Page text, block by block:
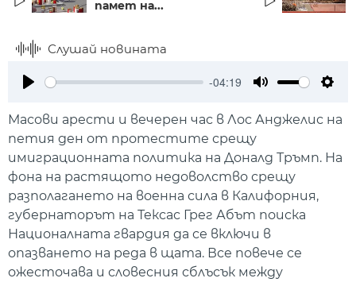
памет на...
Слушай новината
-04:19
Масови арести и вечерен час в Лос Анджелис на
петия ден от протестите срещу
имиграционната политика на Доналд Тръмп. На
фона на растящото недоволство срещу
разполагането на военна сила в Калифорния,
губернаторът на Тексас Грег Абът поиска
Националната гвардия да се включи в
опазването на реда в щата. Все повече се
ожесточава и словесния сблъсък между